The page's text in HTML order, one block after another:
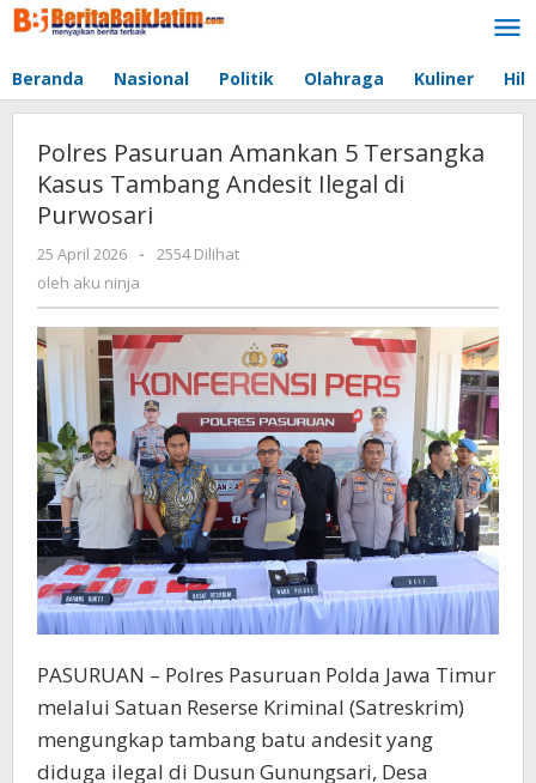
Lewati
ke
Beranda Nasional Politik Olahraga Kuliner
Polres Pasuruan Amankan 5 Tersangka
Kasus Tambang Andesit Ilegal di
Purwosari
25 April 2026
oleh
-
2554 Dilihat
oleh aku ninja
PASURUAN – Polres Pasuruan Polda Jawa Timur
melalui Satuan Reserse Kriminal (Satreskrim)
mengungkap tambang batu andesit yang
diduga ilegal di Dusun Gunungsari, Desa